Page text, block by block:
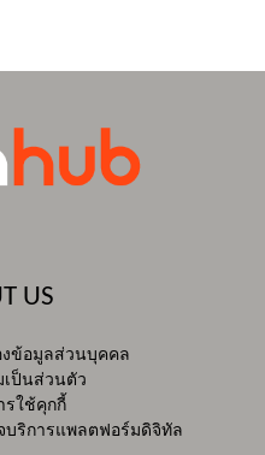
US
ข้อมูลส่วนบุคคล
ป็นส่วนตัว
รใช้คุกกี้
บริการแพลตฟอร์มดิจิทัล